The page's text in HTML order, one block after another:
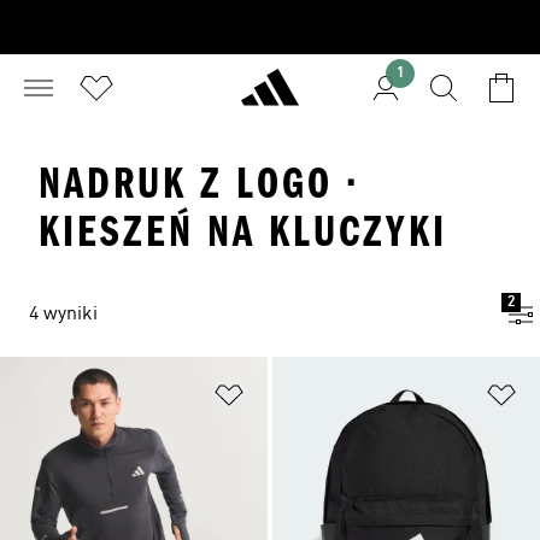
1
NADRUK Z LOGO ·
KIESZEŃ NA KLUCZYKI
4 wyniki
2
Dodaj do listy życzeń